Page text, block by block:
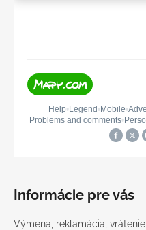
Informácie pre vás
Výmena, reklamácia, vrátenie